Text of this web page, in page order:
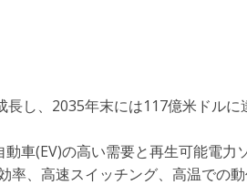
し、2035年末には117億米ドルに
車(EV)の高い需要と再生可能電力
率、高速スイッチング、高温での